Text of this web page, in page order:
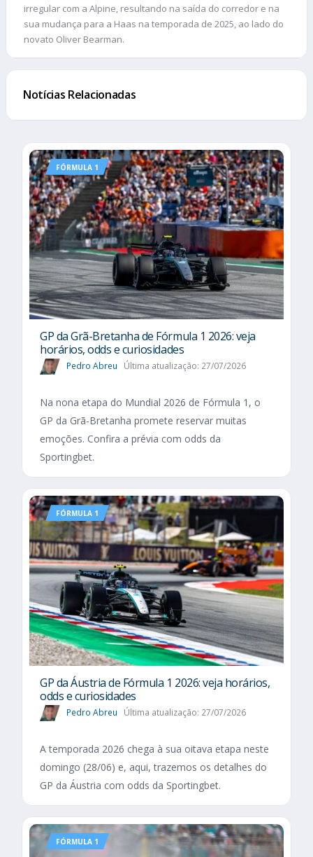
irregular com a Alpine, resultando na saída do corredor e na
sua mudança para a Haas na temporada de 2025, ao lado do
novato Oliver Bearman.
Notícias Relacionadas
FÓRMULA 1
GP da Grã-Bretanha de Fórmula 1 2026: veja
horários, odds e curiosidades
Pedro Abreu Última atualização: 27/07/2026
Na nona etapa do Mundial 2026 de Fórmula 1, o
GP da Grã-Bretanha promete reservar muitas
emoções. Confira a prévia com odds da
Sportingbet.
FÓRMULA 1
GP da Áustria de Fórmula 1 2026: veja horários,
odds e curiosidades
Pedro Abreu Última atualização: 27/07/2026
A temporada 2026 chega à sua oitava etapa neste
domingo (28/06) e, aqui, trazemos os detalhes do
GP da Áustria com odds da Sportingbet.
FÓRMULA 1